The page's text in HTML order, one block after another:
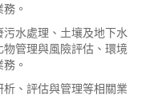
。
水處理、土壤及地下水
管理與風險評估、環境
。
、評估與管理等相關業